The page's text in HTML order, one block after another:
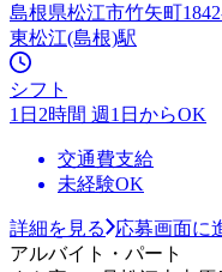
島根県松江市竹矢町
東松江(島根)駅
シフト
1日2時間 週1日からOK
交通費支給
未経験OK
詳細を見る
応募画面に
アルバイト・パート